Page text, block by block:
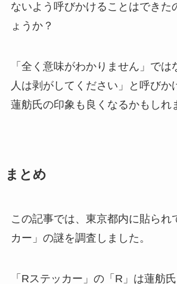
ないよう呼びかけることはできた
ょうか？
「全く意味がわかりません」では
人は剥がしてください」と呼びか
蓮舫氏の印象も良くなるかもし
まとめ
この記事では、東京都内に貼られ
カー」の謎を調査しました。
「Rステッカー」の「R」は蓮舫